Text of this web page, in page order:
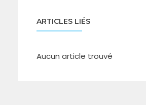
ARTICLES LIÉS
Aucun article trouvé